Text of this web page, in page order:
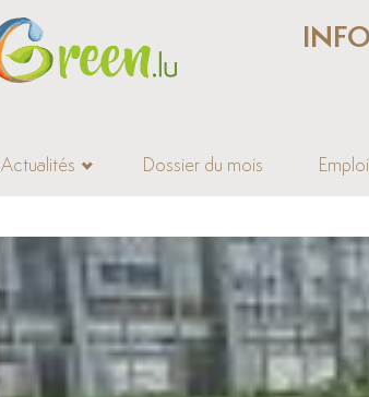
Actualités Dossier du mois